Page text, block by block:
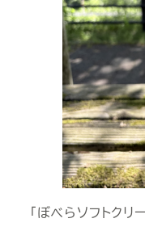
「ぼべらソフトク